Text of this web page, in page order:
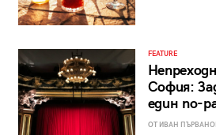
FEATURE
София:
един по-
ОТ ИВАН